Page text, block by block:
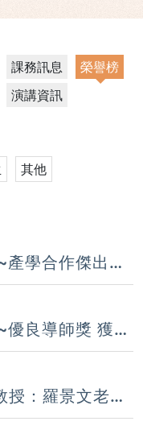
課務訊息
榮譽榜
演講資訊
其他
產學合作傑出&
良導師獎 獲獎
授：羅景文老
榮獲：工程與
。 (115.06.05)